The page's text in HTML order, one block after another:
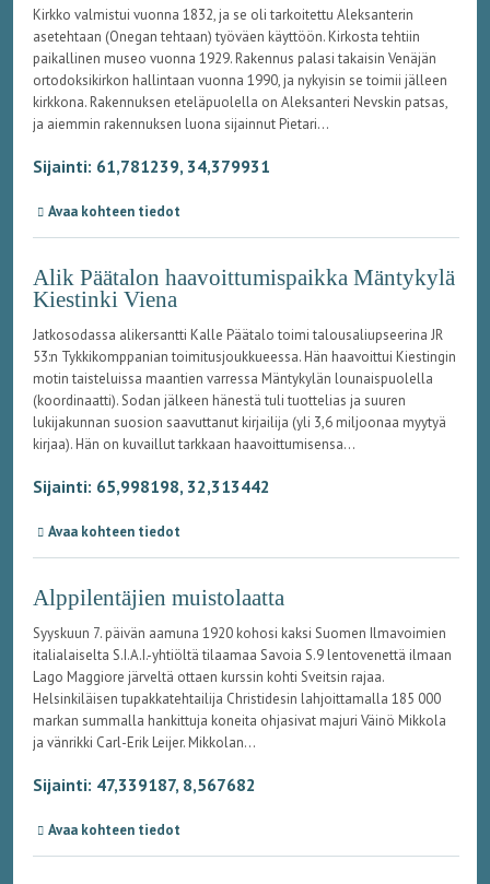
Kirkko valmistui vuonna 1832, ja se oli tarkoitettu Aleksanterin
asetehtaan (Onegan tehtaan) työväen käyttöön. Kirkosta tehtiin
paikallinen museo vuonna 1929. Rakennus palasi takaisin Venäjän
ortodoksikirkon hallintaan vuonna 1990, ja nykyisin se toimii jälleen
kirkkona. Rakennuksen eteläpuolella on Aleksanteri Nevskin patsas,
ja aiemmin rakennuksen luona sijainnut Pietari...
Sijainti: 61,781239, 34,379931
Avaa kohteen tiedot
Alik Päätalon haavoittumispaikka Mäntykylä
Kiestinki Viena
Jatkosodassa alikersantti Kalle Päätalo toimi talousaliupseerina JR
53:n Tykkikomppanian toimitusjoukkueessa. Hän haavoittui Kiestingin
motin taisteluissa maantien varressa Mäntykylän lounaispuolella
(koordinaatti). Sodan jälkeen hänestä tuli tuottelias ja suuren
lukijakunnan suosion saavuttanut kirjailija (yli 3,6 miljoonaa myytyä
kirjaa). Hän on kuvaillut tarkkaan haavoittumisensa...
Sijainti: 65,998198, 32,313442
Avaa kohteen tiedot
Alppilentäjien muistolaatta
Syyskuun 7. päivän aamuna 1920 kohosi kaksi Suomen Ilmavoimien
italialaiselta S.I.A.I.-yhtiöltä tilaamaa Savoia S.9 lentovenettä ilmaan
Lago Maggiore järveltä ottaen kurssin kohti Sveitsin rajaa.
Helsinkiläisen tupakkatehtailija Christidesin lahjoittamalla 185 000
markan summalla hankittuja koneita ohjasivat majuri Väinö Mikkola
ja vänrikki Carl-Erik Leijer. Mikkolan...
Sijainti: 47,339187, 8,567682
Avaa kohteen tiedot